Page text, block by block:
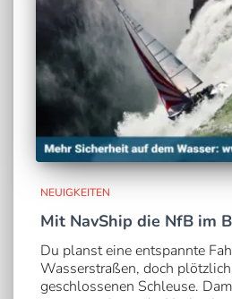
NEUIGKEITEN
Mit NavShip die NfB im
Du planst eine entspannte
Wasserstraßen, doch
geschlossenen Schleuse.